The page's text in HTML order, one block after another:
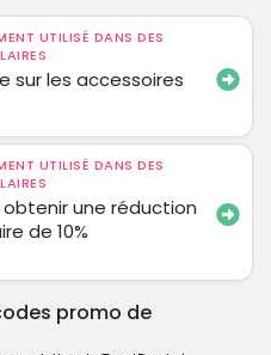
UTILISÉ DANS DES
sur les accessoires
UTILISÉ DANS DES
une réduction
de 10%
promo de